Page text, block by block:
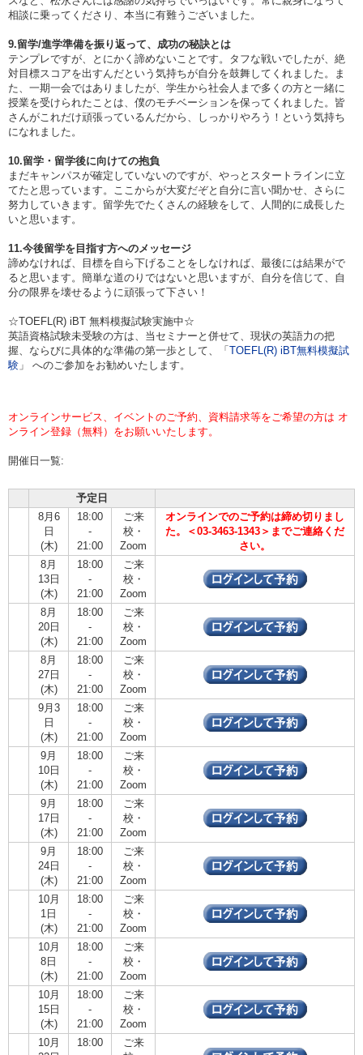
相談に乗ってくださり、本当に有難うございました。
9.留学/進学準備を振り返って、成功の秘訣とは
テンプレですが、とにかく諦めないことです。タフな戦いでしたが、絶
対目標スコアを出すんだという気持ちが自分を鼓舞してくれました。ま
た、一期一会ではありましたが、学生から社会人まで多くの方と一緒に
授業を受けられたことは、僕のモチベーションを保ってくれました。皆
さんがこれだけ頑張っているんだから、しっかりやろう！という気持ち
になれました。
10.留学・留学後に向けての抱負
まだキャンパスが確定していないのですが、やっとスタートラインに立
てたと思っています。ここからが大変だぞと自分に言い聞かせ、さらに
努力していきます。留学先でたくさんの経験をして、人間的に成長した
いと思います。
11.今後留学を目指す方へのメッセージ
諦めなければ、目標を自ら下げることをしなければ、最後には結果がで
ると思います。簡単な道のりではないと思いますが、自分を信じて、自
分の限界を壊せるように頑張って下さい！
☆TOEFL(R) iBT 無料模擬試験実施中☆
英語資格試験未受験の方は、当セミナーと併せて、現状の英語力の把
握、ならびに具体的な準備の第一歩として、「 TOEFL(R) iBT無料模擬試
験 」 へのご参加をお勧めいたします。
オンラインサービス、イベントのご予約、資料請求等をご希望の方は オ
ンライン登録（無料）をお願いいたします。
開催日一覧:
予定日
8月6
日
(木)
18:00
-
21:00
ご来
校・
Zoom
オンラインでのご予約は締め切りまし
た。＜03-3463-1343＞までご連絡くだ
さい。
8月
13日
(木)
18:00
-
21:00
ご来
校・
Zoom
8月
20日
(木)
18:00
-
21:00
ご来
校・
Zoom
8月
27日
(木)
18:00
-
21:00
ご来
校・
Zoom
9月3
日
(木)
18:00
-
21:00
ご来
校・
Zoom
9月
10日
(木)
18:00
-
21:00
ご来
校・
Zoom
9月
17日
(木)
18:00
-
21:00
ご来
校・
Zoom
9月
24日
(木)
18:00
-
21:00
ご来
校・
Zoom
10月
1日
(木)
18:00
-
21:00
ご来
校・
Zoom
10月
8日
(木)
18:00
-
21:00
ご来
校・
Zoom
10月
15日
(木)
18:00
-
21:00
ご来
校・
Zoom
10月
18:00
ご来